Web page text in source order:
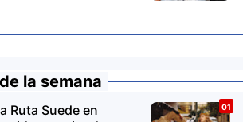
la semana
Ruta Suede en